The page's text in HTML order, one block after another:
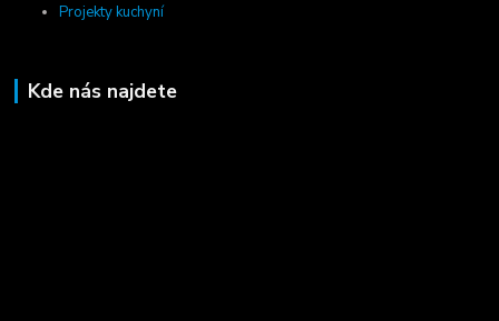
Projekty kuchyní
Kde nás najdete